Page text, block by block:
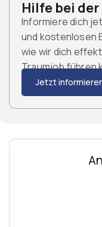
Hilfe bei
Informiere dich
und kostenlosen
wie wir dich
Traumjob führen
Jetzt